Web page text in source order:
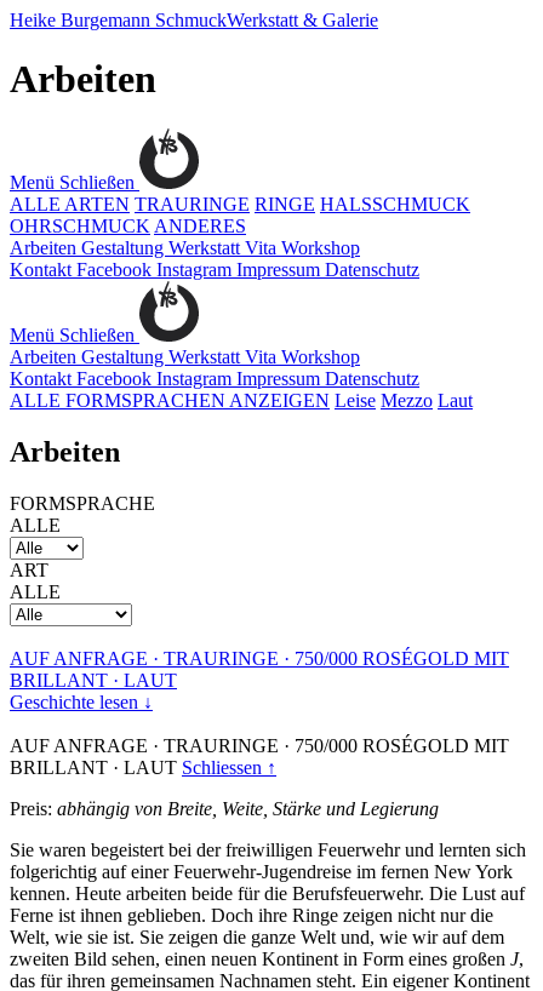
Heike Burgemann SchmuckWerkstatt & Galerie
Arbeiten
Menü Schließen
ALLE ARTEN TRAURINGE RINGE HALSSCHMUCK
OHRSCHMUCK ANDERES
Arbeiten Gestaltung Werkstatt Vita Workshop
Kontakt Facebook Instagram Impressum Datenschutz
Menü Schließen
Arbeiten Gestaltung Werkstatt Vita Workshop
Kontakt Facebook Instagram Impressum Datenschutz
ALLE FORMSPRACHEN ANZEIGEN Leise Mezzo Laut
Arbeiten
FORMSPRACHE
ALLE
ART
ALLE
AUF ANFRAGE · TRAURINGE · 750/000 ROSÉGOLD MIT
BRILLANT · LAUT
Geschichte lesen ↓
AUF ANFRAGE · TRAURINGE · 750/000 ROSÉGOLD MIT
BRILLANT · LAUT Schliessen ↑
Preis: abhängig von Breite, Weite, Stärke und Legierung
Sie waren begeistert bei der freiwilligen Feuerwehr und lernten sich
folgerichtig auf einer Feuerwehr-Jugendreise im fernen New York
kennen. Heute arbeiten beide für die Berufsfeuerwehr. Die Lust auf
Ferne ist ihnen geblieben. Doch ihre Ringe zeigen nicht nur die
Welt, wie sie ist. Sie zeigen die ganze Welt und, wie wir auf dem
zweiten Bild sehen, einen neuen Kontinent in Form eines großen J,
das für ihren gemeinsamen Nachnamen steht. Ein eigener Kontinent